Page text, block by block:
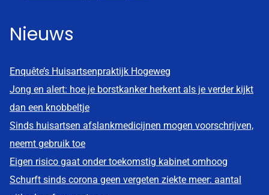
Nieuws
Enquête’s Huisartsenpraktijk Hogeweg
Jong en alert: hoe je borstkanker herkent als je verder kijkt
dan een knobbeltje
Sinds huisartsen afslankmedicijnen mogen voorschrijven,
neemt gebruik toe
Eigen risico gaat onder toekomstig kabinet omhoog
Schurft sinds corona geen vergeten ziekte meer: aantal